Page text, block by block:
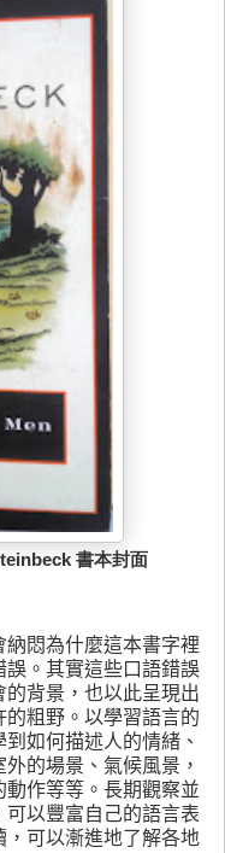
書本封面
悶為什麼這本書字裡
。其實這些口語錯誤
背景，也以此呈現出
粗野。以學習語言的
如何描述人的情緒、
的場景、氣候風景，
作等等。長期觀察並
以豐富自己的語言表
可以漸進地了解各地